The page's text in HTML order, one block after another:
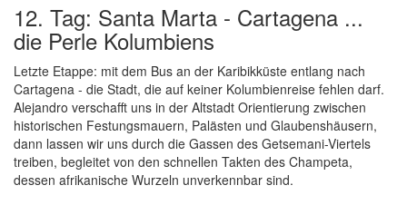
12. Tag: Santa Marta - Cartagena ...
die Perle Kolumbiens
Letzte Etappe: mit dem Bus an der Karibikküste entlang nach
Cartagena - die Stadt, die auf keiner Kolumbienreise fehlen darf.
Alejandro verschafft uns in der Altstadt Orientierung zwischen
historischen Festungsmauern, Palästen und Glaubenshäusern,
dann lassen wir uns durch die Gassen des Getsemani-Viertels
treiben, begleitet von den schnellen Takten des Champeta,
dessen afrikanische Wurzeln unverkennbar sind.